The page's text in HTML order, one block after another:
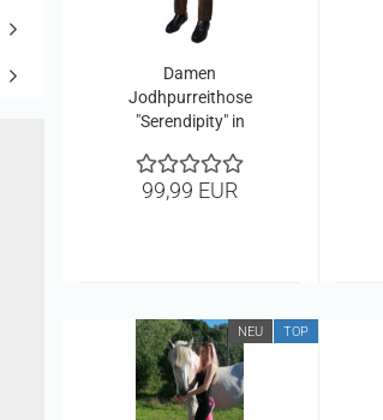
Damen
Jodhpurreithose
"Serendipity" in
99,99 EUR
NEU TOP